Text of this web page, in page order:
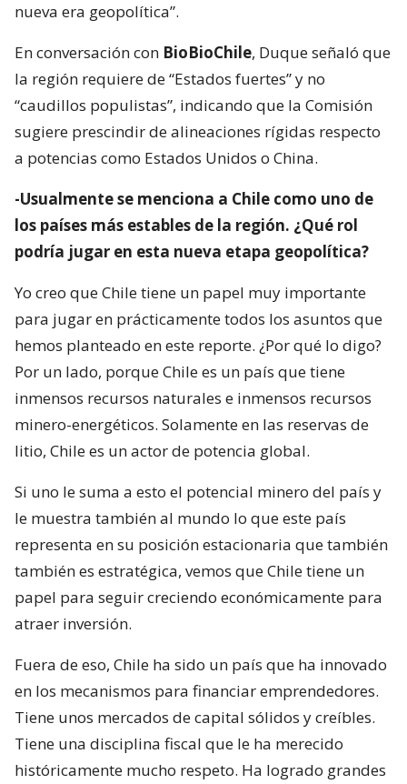
nueva era geopolítica”.
En conversación con BioBioChile, Duque señaló que
la región requiere de “Estados fuertes” y no
“caudillos populistas”, indicando que la Comisión
sugiere prescindir de alineaciones rígidas respecto
a potencias como Estados Unidos o China.
-Usualmente se menciona a Chile como uno de
los países más estables de la región. ¿Qué rol
podría jugar en esta nueva etapa geopolítica?
Yo creo que Chile tiene un papel muy importante
para jugar en prácticamente todos los asuntos que
hemos planteado en este reporte. ¿Por qué lo digo?
Por un lado, porque Chile es un país que tiene
inmensos recursos naturales e inmensos recursos
minero-energéticos. Solamente en las reservas de
litio, Chile es un actor de potencia global.
Si uno le suma a esto el potencial minero del país y
le muestra también al mundo lo que este país
representa en su posición estacionaria que también
también es estratégica, vemos que Chile tiene un
papel para seguir creciendo económicamente para
atraer inversión.
Fuera de eso, Chile ha sido un país que ha innovado
en los mecanismos para financiar emprendedores.
Tiene unos mercados de capital sólidos y creíbles.
Tiene una disciplina fiscal que le ha merecido
históricamente mucho respeto. Ha logrado grandes